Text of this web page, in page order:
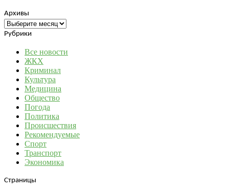
Архивы
Архивы
Рубрики
Все новости
ЖКХ
Криминал
Культура
Медицина
Общество
Погода
Политика
Происшествия
Рекомендуемые
Спорт
Транспорт
Экономика
Страницы